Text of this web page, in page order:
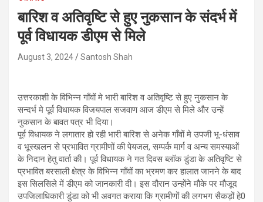
बारिश व अतिवृष्टि से हुए नुकसान के संदर्भ में
पूर्व विधायक डीएम से मिले
August 3, 2024 Santosh Shah
उत्तरकाशी के विभिन्न गाँवों मे भारी बारिश व अतिवृष्टि से हुए नुकसान के
सन्दर्भ मे पूर्व विधायक विजयपाल सजवाण आज डीएम से मिले और उन्हें
नुकसान के बावत पत्र भी दिया।
पूर्व विधायक ने लगातार हो रही भारी बारिश से अनेक गाँवों मे उपजी भू-धंसाव
व भूस्खलन से प्रभावित ग्रामीणों की पेयजल, सम्पर्क मार्ग व अन्य समस्याओं
के निदान हेतु वार्ता की। पूर्व विधायक ने गत दिवस ब्लॉक डुंडा के अतिवृष्टि से
प्रभावित बरसाली क्षेत्र के विभिन्न गाँवों का भ्रमण कर हालात जानने के बाद
इस सिलसिले में डीएम को जानकारी दी। इस दौरान उन्होंने मौके पर मौजूद
उपजिलाधिकारी डुंडा को भी अवगत कराया कि ग्रामीणों की लगभग सैकड़ों हे0